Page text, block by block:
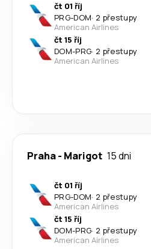
čt 01 říj
PRG-DOM· 2 přestupy
American Airlines
čt 15 říj
DOM-PRG· 2 přestupy
American Airlines
Praha- Marigot 15 dni
čt 01 říj
PRG-DOM· 2 přestupy
American Airlines
čt 15 říj
DOM-PRG· 2 přestupy
American Airlines